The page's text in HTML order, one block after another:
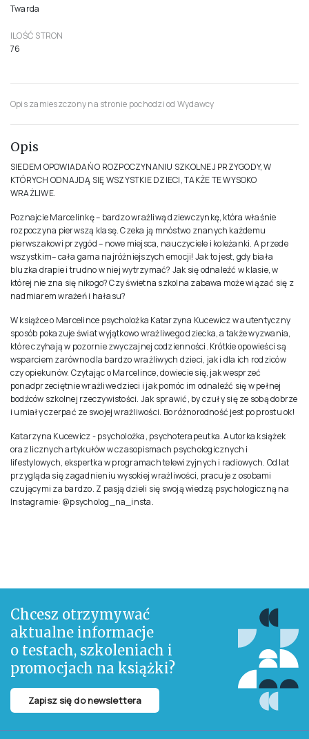
Twarda
ILOŚĆ STRON
76
Opis zamieszczony na stronie pochodzi od Wydawcy
Opis
SIEDEM OPOWIADAŃ O ROZPOCZYNANIU SZKOLNEJ PRZYGODY, W
KTÓRYCH ODNAJDĄ SIĘ WSZYSTKIE DZIECI, TAKŻE TE WYSOKO
WRAŻLIWE.
Poznajcie Marcelinkę – bardzo wrażliwą dziewczynkę, która właśnie
rozpoczyna pierwszą klasę. Czeka ją mnóstwo znanych każdemu
pierwszakowi przygód – nowe miejsca, nauczyciele i koleżanki. A przede
wszystkim– cała gama najróżniejszych emocji! Jak to jest, gdy biała
bluzka drapie i trudno w niej wytrzymać? Jak się odnaleźć w klasie, w
której nie zna się nikogo? Czy świetna szkolna zabawa może wiązać się z
nadmiarem wrażeń i hałasu?
W książce o Marcelince psycholożka Katarzyna Kucewicz w autentyczny
sposób pokazuje świat wyjątkowo wrażliwego dziecka, a także wyzwania,
które czyhają w pozornie zwyczajnej codzienności. Krótkie opowieści są
wsparciem zarówno dla bardzo wrażliwych dzieci, jak i dla ich rodziców
czy opiekunów. Czytając o Marcelince, dowiecie się, jak wesprzeć
ponadprzeciętnie wrażliwe dzieci i jak pomóc im odnaleźć się w pełnej
bodźców szkolnej rzeczywistości. Jak sprawić, by czuły się ze sobą dobrze
i umiały czerpać ze swojej wrażliwości. Bo różnorodność jest po prostu ok!
Katarzyna Kucewicz - psycholożka, psychoterapeutka. Autorka książek
oraz licznych artykułów w czasopismach psychologicznych i
lifestylowych, ekspertka w programach telewizyjnych i radiowych. Od lat
przygląda się zagadnieniu wysokiej wrażliwości, pracuje z osobami
czującymi za bardzo. Z pasją dzieli się swoją wiedzą psychologiczną na
Instagramie: @psycholog_na_insta.
Chcesz otrzymywać
aktualne informacje
o testach, szkoleniach i
promocjach na książki?
Zapisz się do newslettera